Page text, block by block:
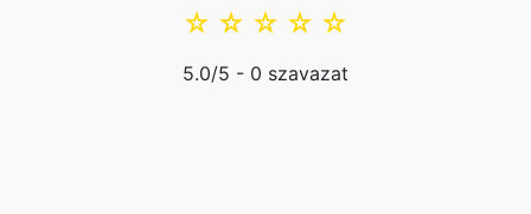
☆
☆
☆
☆
☆
5.0/5 - 0 szavazat